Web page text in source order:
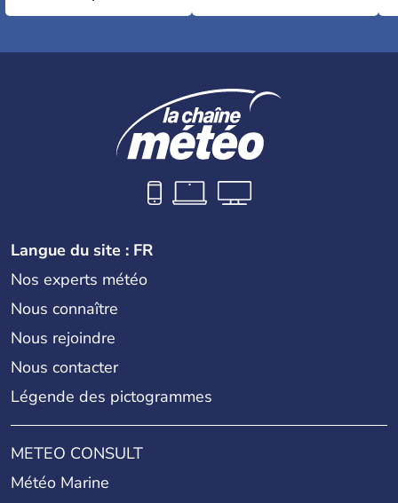
Langue du site : FR
Nos experts météo
Nous connaître
Nous rejoindre
Nous contacter
Légende des pictogrammes
METEO CONSULT
Météo Marine